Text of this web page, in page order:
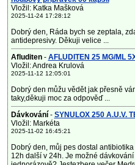
Vložil: Katka Mašková
2025-11-24 17:28:12
Dobrý den, Ráda bych se zeptala,
antidepresivy. Děkuji velice ...
Afluditen- AFLUDITEN 25 MG/ML
Vložil: Andrea Krulová
2025-11-12 12:05:01
Dobrý den můžu vědět jak přesně
taky,děkuji moc za odpověď ...
Dávkování - SYNULOX 250 A.U.V.
Vložil: Markéta
2025-11-02 16:45:21
Dobrý den, můj pes dostal
12h další v 24h. Je možné